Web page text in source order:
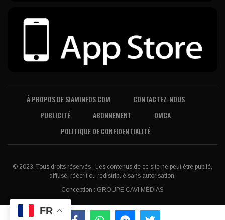
À PROPOS DE SIAMINFOS.COM
CONTACTEZ-NOUS
PUBLICITÉ
ABONNEMENT
DMCA
POLITIQUE DE CONFIDENTIALITÉ
© 2023, Tous droits réservés . Les contenus de ce site ne peut être publié,
diffusé, réécrit ou redistribué sans autorisation.
Conception : GROUPE CAVI MÉDIAS
FR